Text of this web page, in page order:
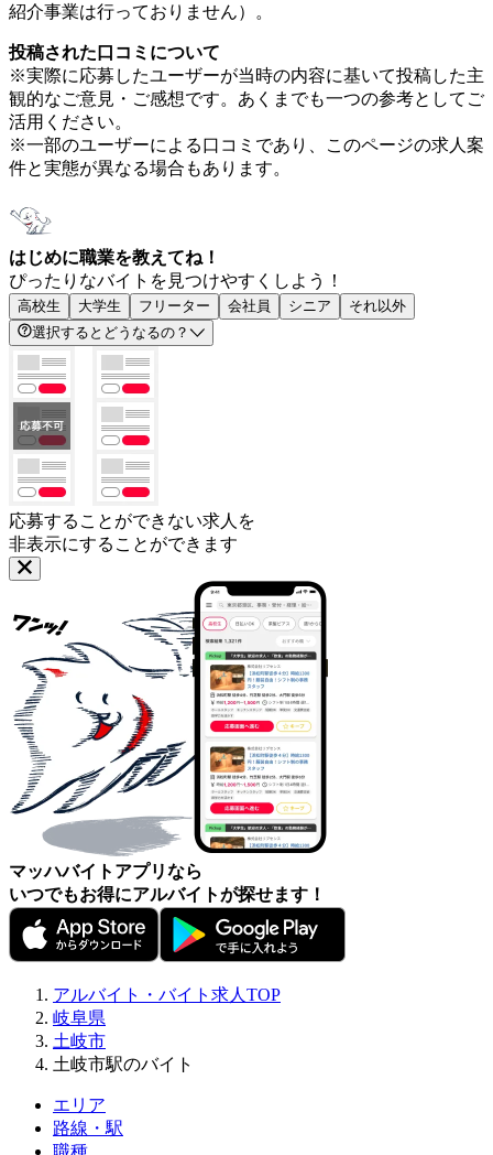
紹介事業は行っておりません）。
投稿された口コミについて
※実際に応募したユーザーが当時の内容に基いて投稿した主
観的なご意見・ご感想です。あくまでも一つの参考としてご
活用ください。
※一部のユーザーによる口コミであり、このページの求人案
件と実態が異なる場合もあります。
はじめに職業を教えてね！
ぴったりなバイトを見つけやすくしよう！
高校生 大学生 フリーター 会社員 シニア
それ以外
選択するとどうなるの？
応募することができない求人を
非表示にすることができます
マッハバイトアプリなら
いつでもお得にアルバイトが探せます！
アルバイト・バイト求人TOP
岐阜県
土岐市
土岐市駅のバイト
エリア
路線・駅